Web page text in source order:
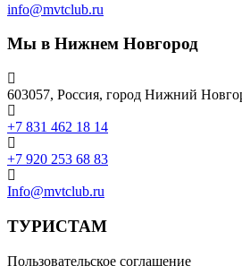
info@mvtclub.ru
Мы в Нижнем Новгород
603057, Россия, город Нижний
+7 831 462 18 14
+7 920 253 68 83
Info@mvtclub.ru
ТУРИСТАМ
Пользовательское соглашение